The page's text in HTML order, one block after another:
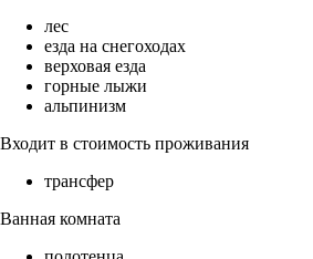
лес
езда на снегоходах
верховая езда
горные лыжи
альпинизм
Входит в стоимость проживания
трансфер
Ванная комната